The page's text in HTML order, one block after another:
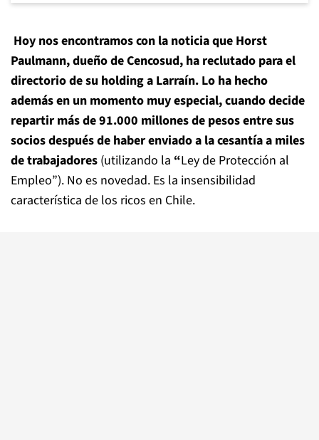
Hoy nos encontramos con la noticia que Horst
Paulmann, dueño de Cencosud, ha reclutado para el
directorio de su holding a Larraín. Lo ha hecho
además en un momento muy especial, cuando decide
repartir más de 91.000 millones de pesos entre sus
socios después de haber enviado a la cesantía a miles
de trabajadores (utilizando la “Ley de Protección al
Empleo”). No es novedad. Es la insensibilidad
característica de los ricos en Chile.